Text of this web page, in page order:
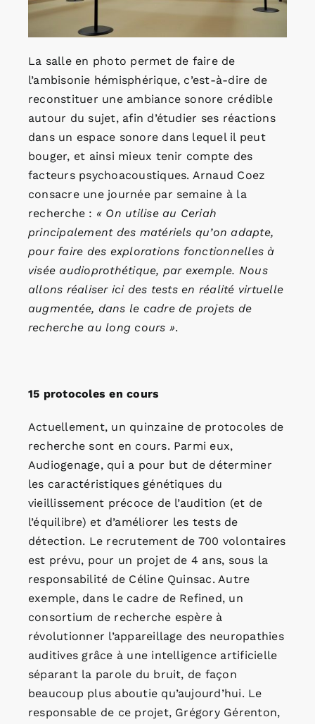
La salle en photo permet de faire de
l’ambisonie hémisphérique, c’est-à-dire de
reconstituer une ambiance sonore crédible
autour du sujet, afin d’étudier ses réactions
dans un espace sonore dans lequel il peut
bouger, et ainsi mieux tenir compte des
facteurs psychoacoustiques. Arnaud Coez
consacre une journée par semaine à la
recherche : « On utilise au Ceriah
principalement des matériels qu’on adapte,
pour faire des explorations fonctionnelles à
visée audioprothétique, par exemple. Nous
allons réaliser ici des tests en réalité virtuelle
augmentée, dans le cadre de projets de
recherche au long cours ».
15 protocoles en cours
Actuellement, un quinzaine de protocoles de
recherche sont en cours. Parmi eux,
Audiogenage, qui a pour but de déterminer
les caractéristiques génétiques du
vieillissement précoce de l’audition (et de
l’équilibre) et d’améliorer les tests de
détection. Le recrutement de 700 volontaires
est prévu, pour un projet de 4 ans, sous la
responsabilité de Céline Quinsac. Autre
exemple, dans le cadre de Refined, un
consortium de recherche espère à
révolutionner l’appareillage des neuropathies
auditives grâce à une intelligence artificielle
séparant la parole du bruit, de façon
beaucoup plus aboutie qu’aujourd’hui. Le
responsable de ce projet, Grégory Gérenton,